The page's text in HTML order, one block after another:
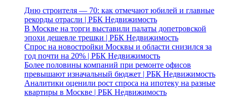
Дню строителя — 70: как отмечают юбилей и главные
рекорды отрасли | РБК Недвижимость
В Москве на торги выставили палаты допетровской
эпохи дешевле трешки | РБК Недвижимость
Спрос на новостройки Москвы и области снизился за
год почти на 20% | РБК Недвижимость
Более половины компаний при ремонте офисов
превышают изначальный бюджет | РБК Недвижимость
Аналитики оценили рост спроса на ипотеку на разные
квартиры в Москве | РБК Недвижимость